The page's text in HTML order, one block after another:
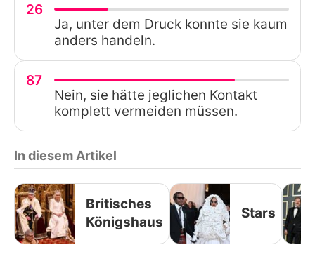
26
Ja, unter dem Druck konnte sie kaum
anders handeln.
87
Nein, sie hätte jeglichen Kontakt
komplett vermeiden müssen.
In diesem Artikel
Britisches
Königshaus
Stars